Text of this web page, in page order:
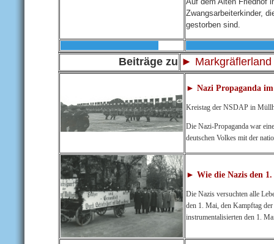
Zwangsarbeiterkinder,
gestorben sind.
Beiträge zu ► Markgräflerland
► Nazi Propaganda
Kreistag der NSDAP in
Die Nazi-Propaganda war
deutschen Volkes mit der
► Wie die Nazis den 1.
Die Nazis versuchten alle
den 1. Mai, den Kampftag
instrumentalisierten den 1.